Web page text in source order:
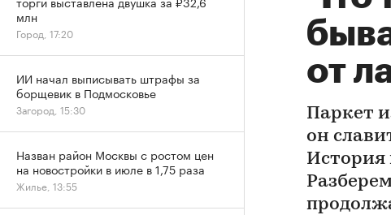
от
Паркет
он
История
млн
Город, 17:20
ИИ начал выписывать штрафы за
борщевик в Подмосковье
Загород, 15:30
Назван район Москвы с ростом цен
на новостройки в июле в 1,75 раза
Жилье, 13:55